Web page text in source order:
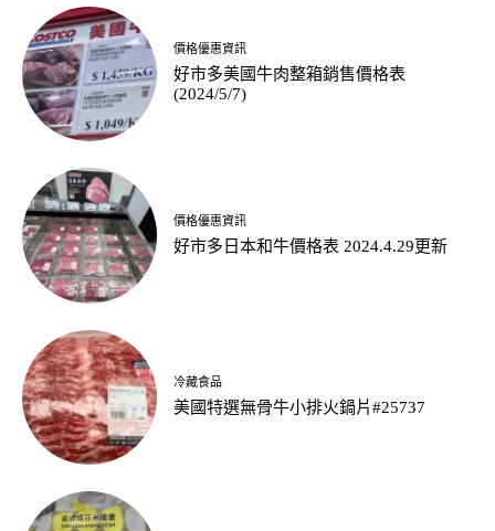
價格優惠資訊
好市多美國牛肉整箱銷售價格表
(2024/5/7)
價格優惠資訊
好市多日本和牛價格表 2024.4.29更新
冷藏食品
美國特選無骨牛小排火鍋片#25737